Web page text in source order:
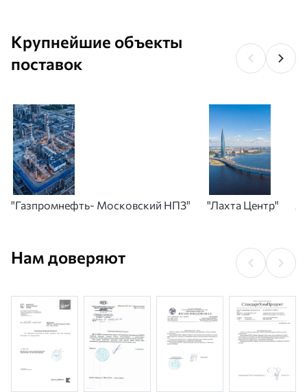
Крупнейшие объекты
поставок
"Газпромнефть- Московский НПЗ" "Лахта Центр"
Нам доверяют